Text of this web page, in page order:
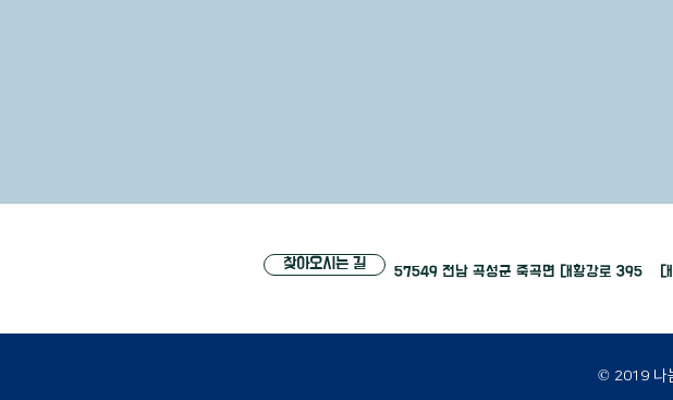
찾아오시는 길 57549 전남 곡성군 죽곡면 대황강로 395
© 2019 나